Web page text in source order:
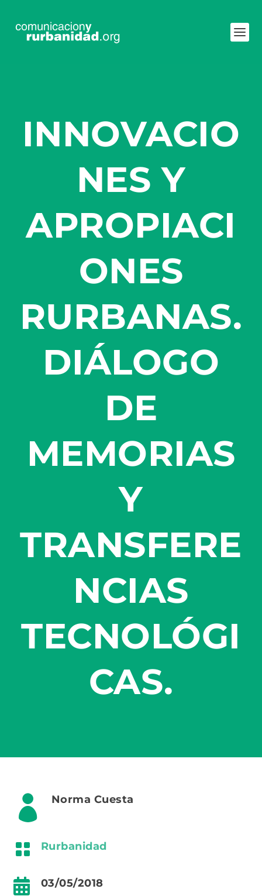
INNOVACIO
NES Y
APROPIACI
ONES
RURBANAS.
DIÁLOGO
DE
MEMORIAS
Y
TRANSFERE
NCIAS
TECNOLÓGI
CAS.
 Norma Cuesta
 Rurbanidad
 03/05/2018